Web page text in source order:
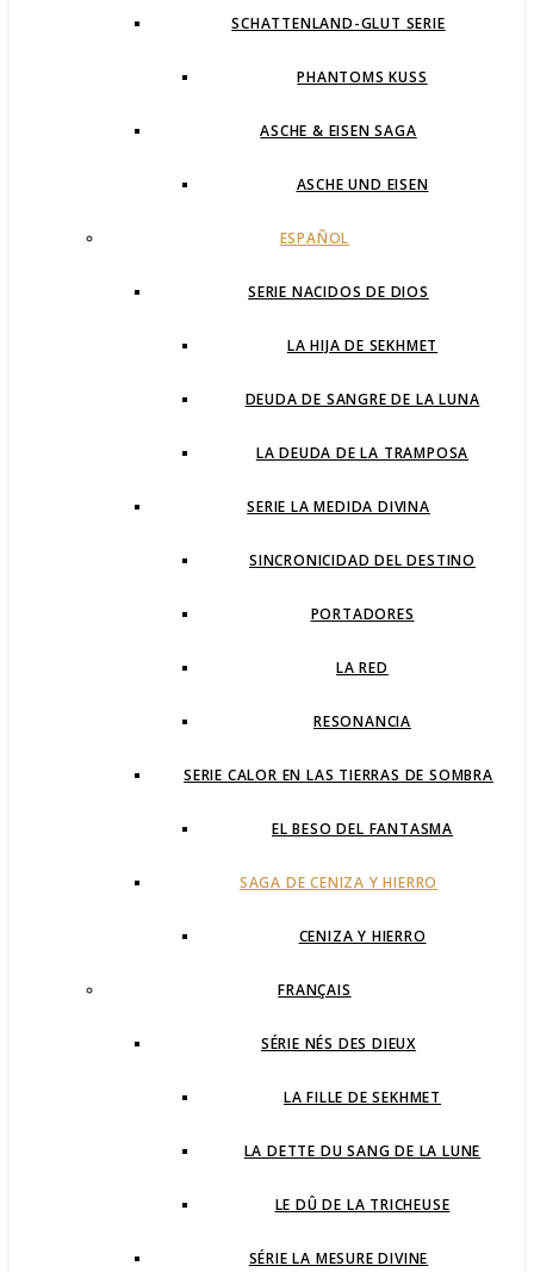
SCHATTENLAND-GLUT SERIE
PHANTOMS KUSS
ASCHE & EISEN SAGA
ASCHE UND EISEN
ESPAÑOL
SERIE NACIDOS DE DIOS
LA HIJA DE SEKHMET
DEUDA DE SANGRE DE LA LUNA
LA DEUDA DE LA TRAMPOSA
SERIE LA MEDIDA DIVINA
SINCRONICIDAD DEL DESTINO
PORTADORES
LA RED
RESONANCIA
SERIE CALOR EN LAS TIERRAS DE SOMBRA
EL BESO DEL FANTASMA
SAGA DE CENIZA Y HIERRO
CENIZA Y HIERRO
FRANÇAIS
SÉRIE NÉS DES DIEUX
LA FILLE DE SEKHMET
LA DETTE DU SANG DE LA LUNE
LE DÛ DE LA TRICHEUSE
SÉRIE LA MESURE DIVINE